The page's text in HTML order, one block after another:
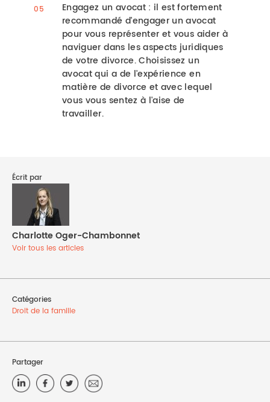
Engagez un avocat : il est fortement
recommandé d'engager un avocat
pour vous représenter et vous aider à
naviguer dans les aspects juridiques
de votre divorce. Choisissez un
avocat qui a de l'expérience en
matière de divorce et avec lequel
vous vous sentez à l'aise de
travailler.
Écrit par
Charlotte Oger-Chambonnet
Voir tous les articles
Catégories
Droit de la famille
Partager